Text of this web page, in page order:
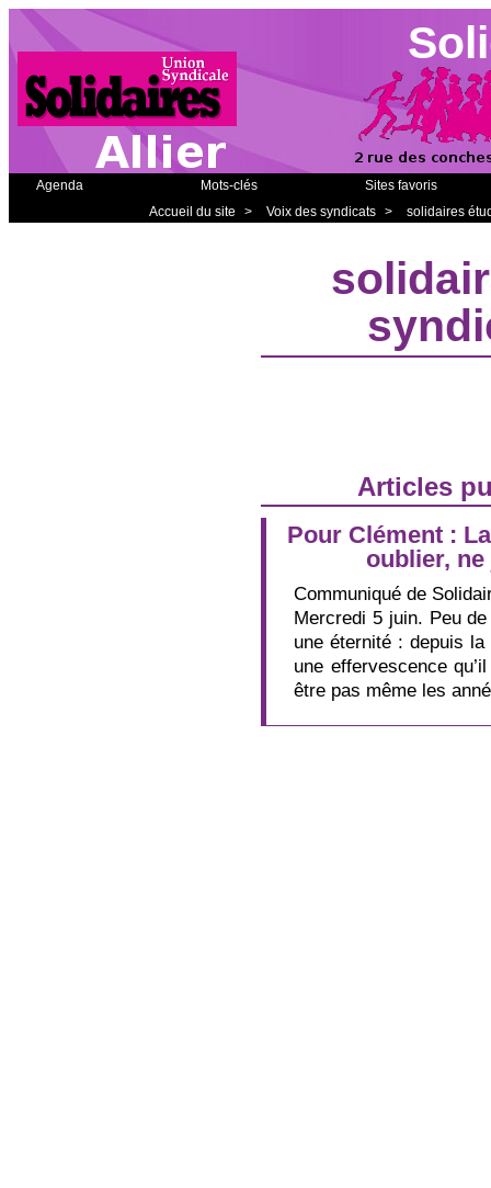
Agenda Mots-clés
Sites favoris
Accueil du site
> Voix des syndicats > solidaires
Articles
Pour Clément :
oublier,
Communiqué de
Mercredi 5 juin. Peu
une éternité : depuis
une effervescence
être pas même les